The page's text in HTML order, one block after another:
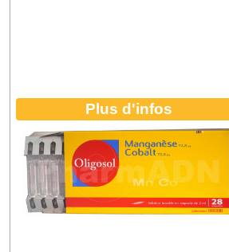
Plus d'infos